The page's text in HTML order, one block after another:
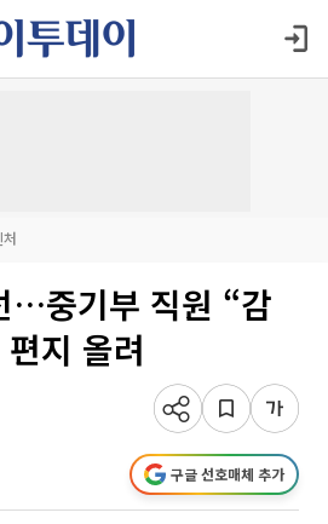
…중기부 직원 “감
지 올려
구글 선호매체 추가